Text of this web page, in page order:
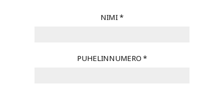
NIMI*
PUHELINNUMERO*